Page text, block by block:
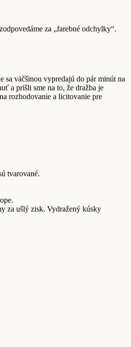
za „farebné odchylky“.
sa väčšinou vypredajú do pár minút na
a prišli sme na to, že dražba je
rozhodovanie a licitovanie pre
tvarované.
za ušlý zisk. Vydražený kúsky